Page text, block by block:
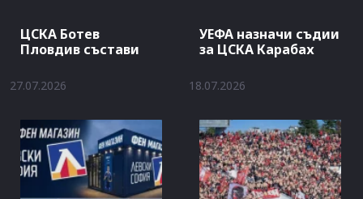
ЦСКА Ботев
Пловдив състави
27.07.2026
УЕФА назначи съдии
за ЦСКА Карабах
18.07.2026